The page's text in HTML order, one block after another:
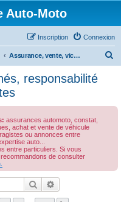
Auto-Moto
Connexion
Inscription
Assurance, vente, vice cachés, responsabilité professionnelle des garagistes
e
responsabilité
assurances automoto, constat,
achat et vente de véhicule
ou annonces entre
auto...
entre particuliers. Si vous
de consulter
Rechercher